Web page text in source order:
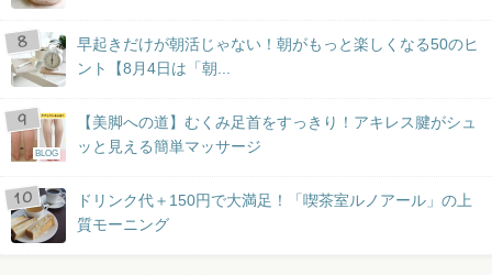
早起きだけが朝活じゃない！朝がもっと楽しくなる50のヒ
ント【8月4日は「朝...
BLOG
【美脚への道】むくみ足首をすっきり！アキレス腱がシュ
ッと見える簡単マッサージ
ドリンク代＋150円で大満足！「喫茶室ルノアール」の上
質モーニング